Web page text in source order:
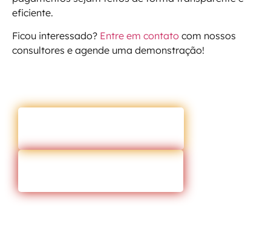
eficiente.
Ficou interessado? Entre em contato com nossos
consultores e agende uma demonstração!